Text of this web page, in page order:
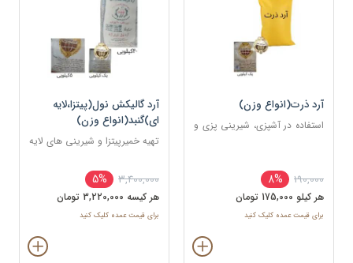
آرد ذرت(انواع وزن)
استفاده در آشپزی، شیرینی پزی و
190,000
8%
هر کيلو 175,000 تومان
برای قیمت عمده کلیک کنید
آرد گالیکش نول(پیتزا،لایه
ای)گنبد(انواع وزن)
تهیه خمیرپیتزا و شیرینی های لایه
3,400,000
5%
هر کيسه 3,220,000 تومان
برای قیمت عمده کلیک کنید